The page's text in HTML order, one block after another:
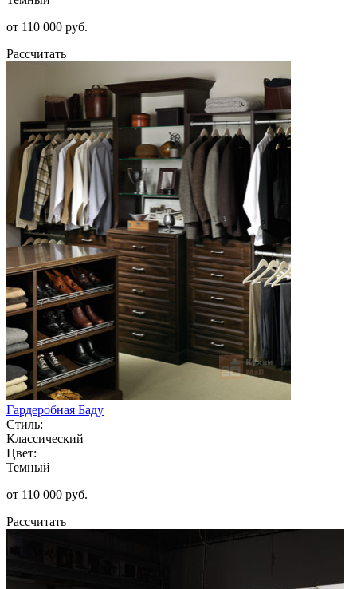
от 110 000 руб.
Рассчитать
Гардеробная Баду
Стиль:
Классический
Цвет:
Темный
от 110 000 руб.
Рассчитать